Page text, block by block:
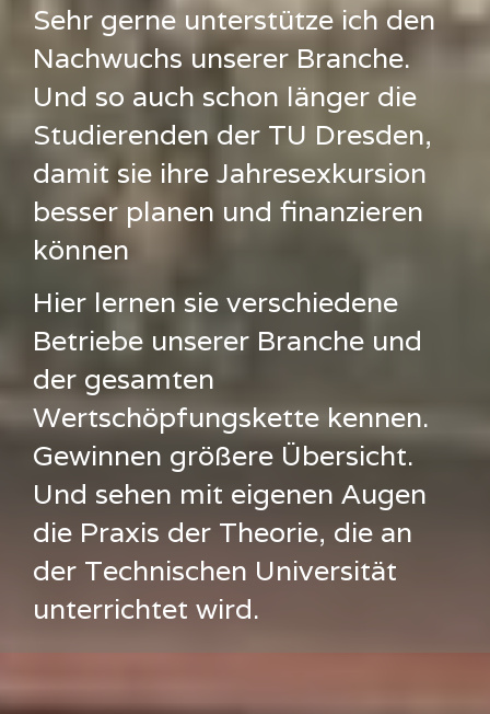
Sehr gerne unterstütze ich den
Nachwuchs unserer Branche.
Und so auch schon länger die
Studierenden der TU Dresden,
damit sie ihre Jahresexkursion
besser planen und finanzieren
können
Hier lernen sie verschiedene
Betriebe unserer Branche und
der gesamten
Wertschöpfungskette kennen.
Gewinnen größere Übersicht.
Und sehen mit eigenen Augen
die Praxis der Theorie, die an
der Technischen Universität
unterrichtet wird.